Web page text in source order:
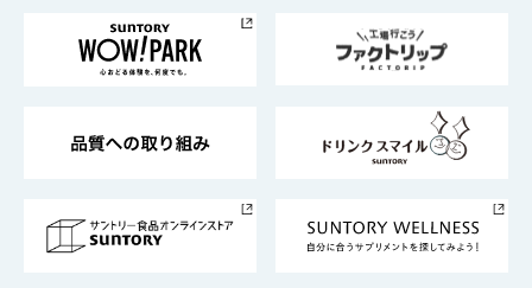
地域情報
サントリーサンバーズ大阪
サントリーが考えるサステナビリティ経営
企業概要
採用情報